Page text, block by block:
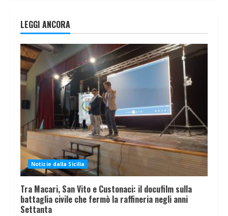
LEGGI ANCORA
Notizie dalla Sicilia
Tra Macari, San Vito e Custonaci: il docufilm sulla
battaglia civile che fermò la raffineria negli anni
Settanta